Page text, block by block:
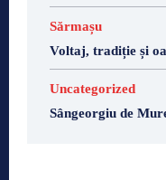
Sărmașu
Voltaj, tradiție și
Uncategorized
Sângeorgiu de